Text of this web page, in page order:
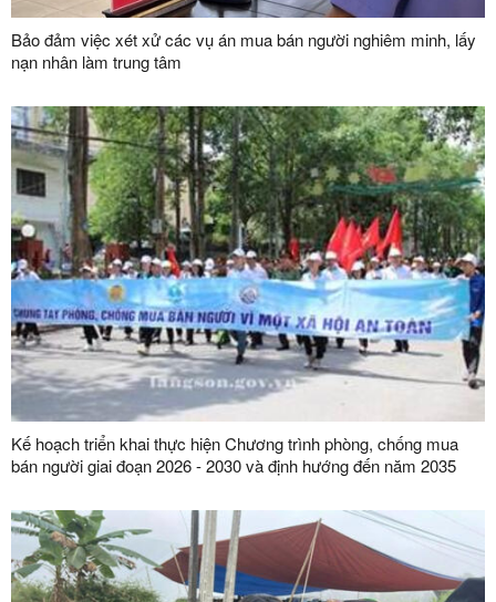
Bảo đảm việc xét xử các vụ án mua bán người nghiêm minh, lấy
nạn nhân làm trung tâm
Kế hoạch triển khai thực hiện Chương trình phòng, chống mua
bán người giai đoạn 2026 - 2030 và định hướng đến năm 2035